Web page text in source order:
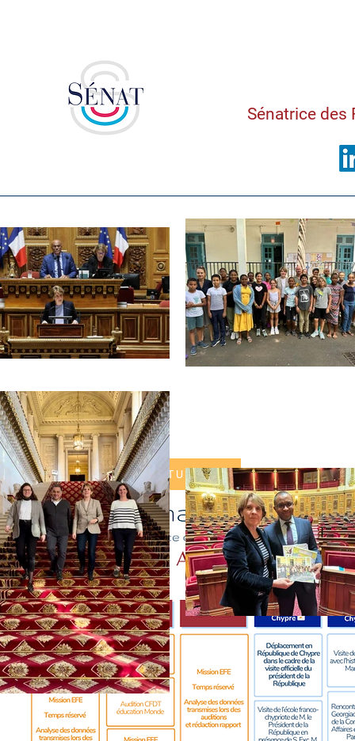
Sénatrice des
SUIVEZ MON ACTUALITÉ